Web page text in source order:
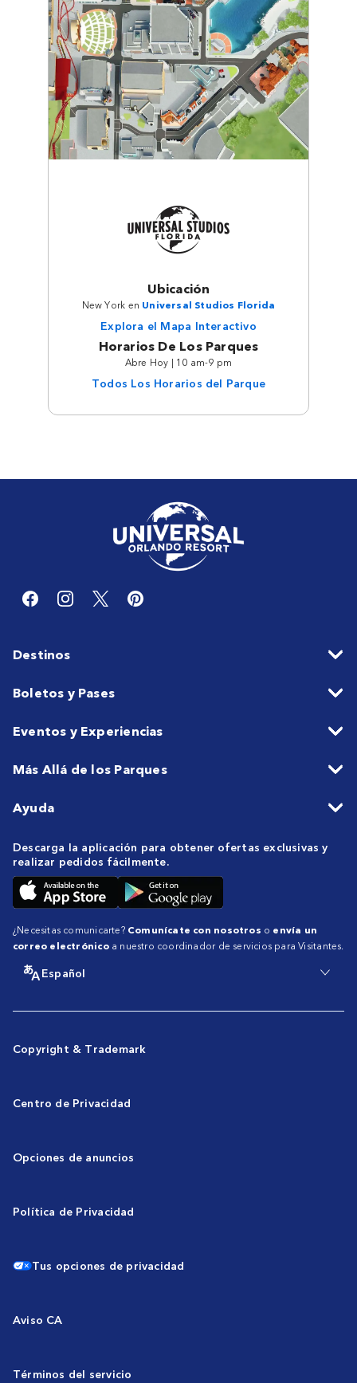
Ubicación
New York en Universal Studios Florida
Explora el Mapa Interactivo
Horarios De Los Parques
Abre Hoy | 10 am-9 pm
Todos Los Horarios del Parque
Destinos
Boletos y Pases
Eventos y Experiencias
Más Allá de los Parques
Ayuda
Descarga la aplicación para obtener ofertas exclusivas y
realizar pedidos fácilmente.
¿Necesitas comunicarte? Comunícate con nosotros o envía un
correo electrónicoa nuestro coordinador de servicios para Visitantes.
Español
Copyright & Trademark
Centro de Privacidad
Opciones de anuncios
Política de Privacidad
Tus opciones de privacidad
Aviso CA
Términos del servicio